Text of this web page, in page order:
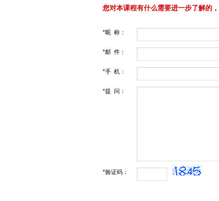
您对本课程有什么需要进一步了解的
*昵 称：
*邮 件：
*手 机：
*提 问：
*验证码：